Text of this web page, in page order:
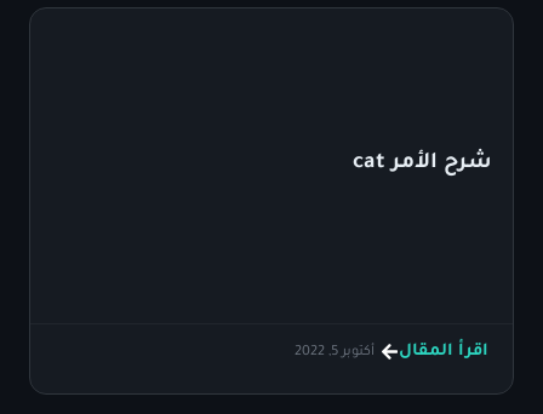
شرح الأمر cat
اقرأ المقال أكتوبر 5, 2022